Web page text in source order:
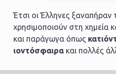
Έτσι οι Έλληνες ξαναπήραν
χρησιμοποιούν στη χημεία
και παράγωγα όπως
ιοντόσφαιρα και πολλές